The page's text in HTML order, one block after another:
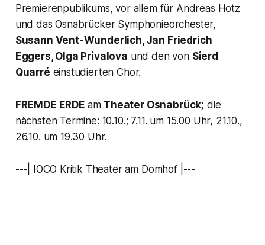
Premierenpublikums, vor allem für Andreas Hotz
und das Osnabrücker Symphonieorchester,
Susann Vent-Wunderlich, Jan Friedrich
Eggers, Olga Privalova und den von Sierd
Quarré einstudierten Chor.
FREMDE ERDE am Theater Osnabrück; die
nächsten Termine: 10.10.; 7.11. um 15.00 Uhr, 21.10.,
26.10. um 19.30 Uhr.
---| IOCO Kritik Theater am Domhof |---